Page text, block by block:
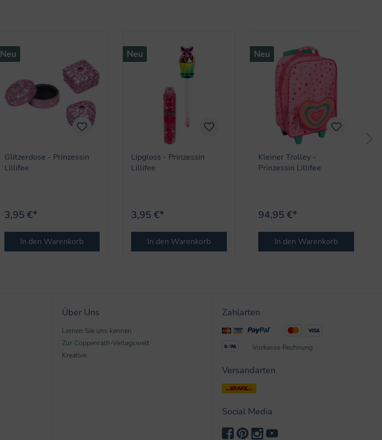
Neu
Glitzerdose - Prinzessin
Lillifee
3,95 €*
In den Warenkorb
Neu
Lipgloss - Prinzessin
Lillifee
3,95 €*
In den Warenkorb
Neu
Kleiner Trolley -
Prinzessin Lillifee
94,95 €*
In den Warenkorb
Über Uns
Lernen Sie uns kennen
Zur Coppenrath-Verlagswelt
Kreative
Zahlarten
Vorkasse Rechnung
Versandarten
Social Media